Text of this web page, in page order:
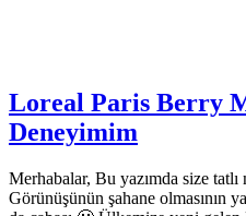
Loreal Paris Berry
Deneyimim
Merhabalar, Bu yazımda size tatlı
Görünüşünün şahane olmasının